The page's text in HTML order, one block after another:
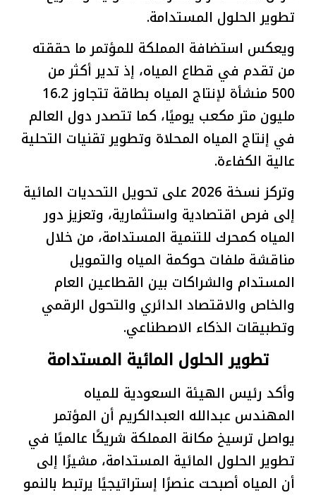
تطوير الحلول المستدامة.
ويعكس استضافة المملكة للمؤتمر ما حققته
من تقدم في قطاع المياه، إذ تدير أكثر من
500 منشأة لإنتاج المياه بطاقة تتجاوز 16.2
مليون متر مكعب يوميًا، كما تتصدر دول العالم
في إنتاج المياه المحلاة وتطوير تقنيات التحلية
عالية الكفاءة.
وتركز نسخة 2026 على تحويل التحديات المائية
إلى فرص اقتصادية واستثمارية، وتعزيز دور
المياه كمحرك للتنمية المستدامة، من خلال
مناقشة ملفات حوكمة المياه والتمويل
المستدام والشراكات بين القطاعين العام
والخاص والاقتصاد الدائري والتحول الرقمي
وتطبيقات الذكاء الاصطناعي.
تطوير الحلول المائية المستدامة
وأكد رئيس الهيئة السعودية للمياه
المهندس عبدالله العبدالكريم أن المؤتمر
يواصل ترسيخ مكانة المملكة شريكًا عالميًا في
تطوير الحلول المائية المستدامة، مشيرًا إلى
أن المياه أصبحت عنصرًا إستراتيجيًا يرتبط بالنمو